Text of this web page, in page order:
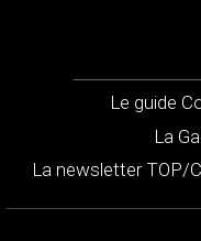
Le guide
La
La newsletter TOP/